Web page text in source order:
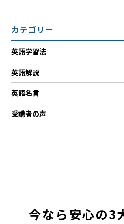
カテゴリー
英語学習法
英語解説
英語名言
受講者の声
今なら安心の3